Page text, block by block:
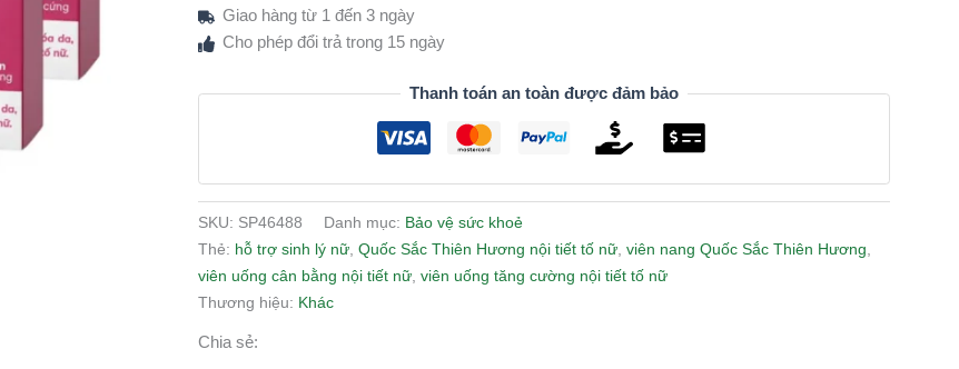
Tiết
Tố
Cải
&
Sinh
Lý
Nữ
số
lượng
Giao hàng từ 1 đến 3 ngày
Cho phép đổi trả trong 15 ngày
Thanh toán an toàn được đảm bảo
SKU: SP46488 Danh mục: Bảo vệ sức khoẻ
Thẻ: hỗ trợ sinh lý nữ, Quốc Sắc Thiên Hương nội tiết tố nữ, viên nang Quốc Sắc Thiên Hương
viên uống cân bằng nội tiết nữ, viên uống tăng cường nội tiết tố nữ
Thương hiệu: Khác
Chia sẻ: